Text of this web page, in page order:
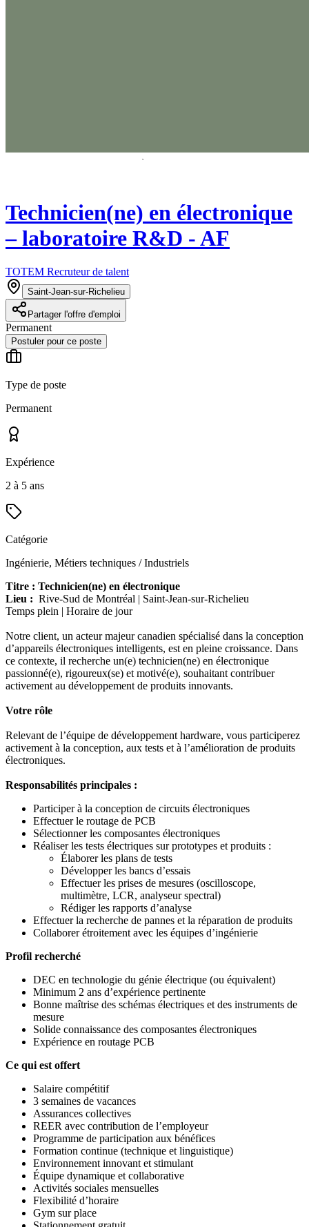
Technicien(ne) en électronique
– laboratoire R&D - AF
TOTEM Recruteur de talent
Saint-Jean-sur-Richelieu
Partager l'offre d'emploi
Permanent
Postuler pour ce poste
Type de poste
Permanent
Expérience
2 à 5 ans
Catégorie
Ingénierie, Métiers techniques / Industriels
Titre : Technicien(ne) en électronique
Lieu : Rive-Sud de Montréal | Saint-Jean-sur-Richelieu
Temps plein | Horaire de jour
Notre client, un acteur majeur canadien spécialisé dans la conception
d’appareils électroniques intelligents, est en pleine croissance. Dans
ce contexte, il recherche un(e) technicien(ne) en électronique
passionné(e), rigoureux(se) et motivé(e), souhaitant contribuer
activement au développement de produits innovants.
Votre rôle
Relevant de l’équipe de développement hardware, vous participerez
activement à la conception, aux tests et à l’amélioration de produits
électroniques.
Responsabilités principales :
Participer à la conception de circuits électroniques
Effectuer le routage de PCB
Sélectionner les composantes électroniques
Réaliser les tests électriques sur prototypes et produits :
Élaborer les plans de tests
Développer les bancs d’essais
Effectuer les prises de mesures (oscilloscope,
multimètre, LCR, analyseur spectral)
Rédiger les rapports d’analyse
Effectuer la recherche de pannes et la réparation de produits
Collaborer étroitement avec les équipes d’ingénierie
Profil recherché
DEC en technologie du génie électrique (ou équivalent)
Minimum 2 ans d’expérience pertinente
Bonne maîtrise des schémas électriques et des instruments de
mesure
Solide connaissance des composantes électroniques
Expérience en routage PCB
Ce qui est offert
Salaire compétitif
3 semaines de vacances
Assurances collectives
REER avec contribution de l’employeur
Programme de participation aux bénéfices
Formation continue (technique et linguistique)
Environnement innovant et stimulant
Équipe dynamique et collaborative
Activités sociales mensuelles
Flexibilité d’horaire
Gym sur place